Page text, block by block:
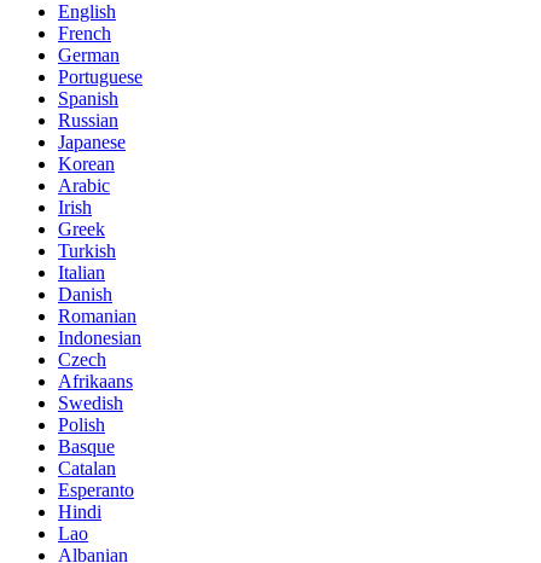
English
French
German
Portuguese
Spanish
Russian
Japanese
Korean
Arabic
Irish
Greek
Turkish
Italian
Danish
Romanian
Indonesian
Czech
Afrikaans
Swedish
Polish
Basque
Catalan
Esperanto
Hindi
Lao
Albanian